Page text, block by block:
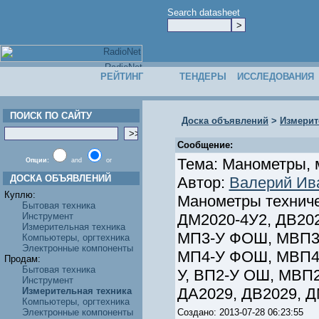
Search datasheet
РЕЙТИНГ ТЕНДЕРЫ ИССЛЕДОВАНИЯ
ПОИСК ПО САЙТУ
Опции: and or
ДОСКА ОБЪЯВЛЕНИЙ
Куплю:
Бытовая техника
Инструмент
Измерительная техника
Компьютеры, оргтехника
Электронные компоненты
Продам:
Бытовая техника
Инструмент
Измерительная техника
Компьютеры, оргтехника
Электронные компоненты
Доска объявлений >
Сообщение:
Тема: Манометры,
Автор: Валерий
Манометры
ДМ2020-4У2,
МП3-У ФОШ,
МП4-У ФОШ,
У, ВП2-У ОШ,
ДА2029, ДВ2029,
Создано: 2013-07-28 06:23:55